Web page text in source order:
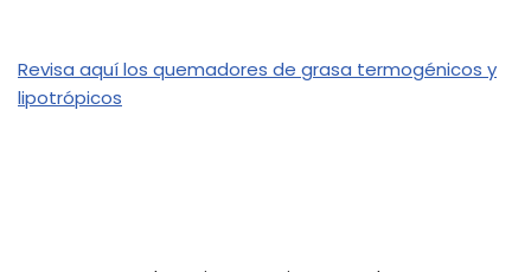
Revisa aquí los quemadores de grasa termogénicos y
lipotrópicos